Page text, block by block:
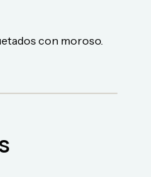
con moroso.